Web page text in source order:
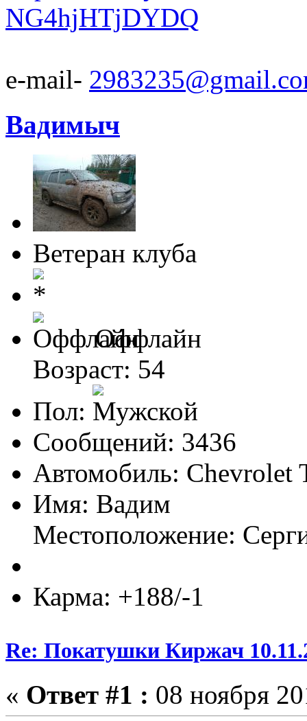
NG4hjHTjDYDQ
e-mail-
Вадимыч
Ветеран клуба
Оффлайн
Возраст: 54
Пол:
Сообщений: 3436
Автомобиль: Chevrolet
Имя: Вадим
Местоположение:
Карма: +188/-1
Re: Покатушки Киржач
« Ответ #1 : 08 ноября